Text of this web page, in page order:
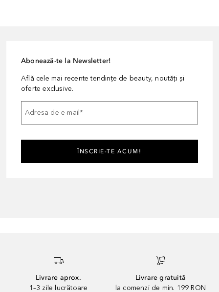
Abonează-te la Newsletter!
Află cele mai recente tendințe de beauty, noutăți și
oferte exclusive.
Adresa de e-mail*
ÎNSCRIE-TE ACUM!
Livrare aprox.
1–3 zile lucrătoare
Livrare gratuită
la comenzi de min. 199 RON